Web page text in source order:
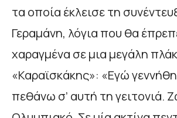
τα οποία έκλεισε τη
Γεραµάνη, λόγια που θα
χαραγµένα σε µια µεγάλη
«Καραϊσκάκης»: «Εγώ
πεθάνω σ’ αυτή τη γειτονιά.